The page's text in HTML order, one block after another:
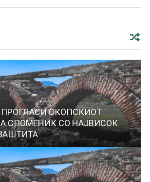
ПРОГЛАСИ СКОПСКИОТ
СПОМЕНИК СО НАЈВИСОК